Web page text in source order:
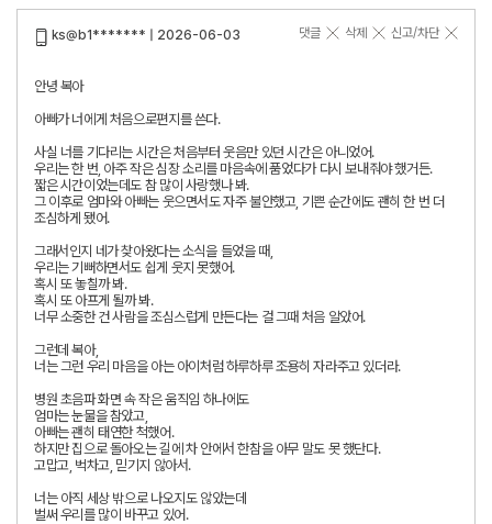
ks@b1******* | 2026-06-03 신고/차단
삭제
댓글
안녕 복아
아빠가 너에게 처음으로편지를 쓴다.
사실 너를 기다리는 시간은 처음부터 웃음만 있던 시간은 아니었어.
우리는 한 번, 아주 작은 심장 소리를 마음속에 품었다가 다시 보내줘야 했거든.
짧은 시간이었는데도 참 많이 사랑했나 봐.
그 이후로 엄마와 아빠는 웃으면서도 자주 불안했고, 기쁜 순간에도 괜히 한 번 더
조심하게 됐어.
그래서인지 네가 찾아왔다는 소식을 들었을 때,
우리는 기뻐하면서도 쉽게 웃지 못했어.
혹시 또 놓칠까 봐.
혹시 또 아프게 될까 봐.
너무 소중한 건 사람을 조심스럽게 만든다는 걸 그때 처음 알았어.
그런데 복아,
너는 그런 우리 마음을 아는 아이처럼 하루하루 조용히 자라주고 있더라.
병원 초음파 화면 속 작은 움직임 하나에도
엄마는 눈물을 참았고,
아빠는 괜히 태연한 척했어.
하지만 집으로 돌아오는 길에 차 안에서 한참을 아무 말도 못 했단다.
고맙고, 벅차고, 믿기지 않아서.
너는 아직 세상 밖으로 나오지도 않았는데
벌써 우리를 많이 바꾸고 있어.